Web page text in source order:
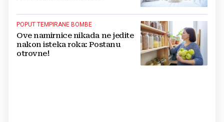
POPUT TEMPIRANE BOMBE
Ove namirnice nikada ne jedite
nakon isteka roka: Postanu
otrovne!